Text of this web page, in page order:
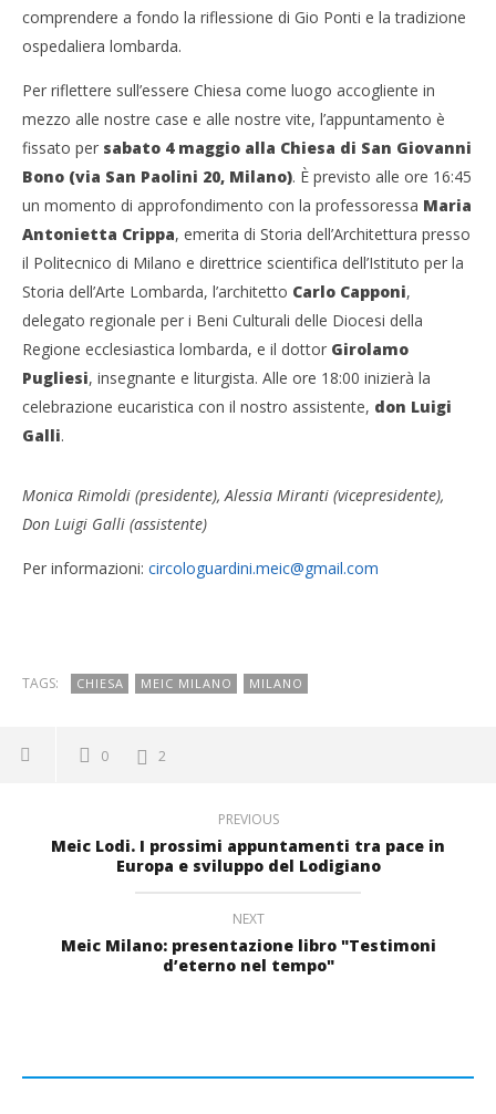
comprendere a fondo la riflessione di Gio Ponti e la tradizione
ospedaliera lombarda.
Per riflettere sull’essere Chiesa come luogo accogliente in
mezzo alle nostre case e alle nostre vite, l’appuntamento è
fissato per sabato 4 maggio alla Chiesa di San Giovanni
Bono (via San Paolini 20, Milano). È previsto alle ore 16:45
un momento di approfondimento con la professoressa Maria
Antonietta Crippa, emerita di Storia dell’Architettura presso
il Politecnico di Milano e direttrice scientifica dell’Istituto per la
Storia dell’Arte Lombarda, l’architetto Carlo Capponi,
delegato regionale per i Beni Culturali delle Diocesi della
Regione ecclesiastica lombarda, e il dottor Girolamo
Pugliesi, insegnante e liturgista. Alle ore 18:00 inizierà la
celebrazione eucaristica con il nostro assistente, don Luigi
Galli.
Monica Rimoldi (presidente), Alessia Miranti (vicepresidente),
Don Luigi Galli (assistente)
Per informazioni: circologuardini.meic@gmail.com
TAGS: CHIESA MEIC MILANO MILANO
0 2
PREVIOUS
Meic Lodi. I prossimi appuntamenti tra pace in
Europa e sviluppo del Lodigiano
NEXT
Meic Milano: presentazione libro "Testimoni
d’eterno nel tempo"